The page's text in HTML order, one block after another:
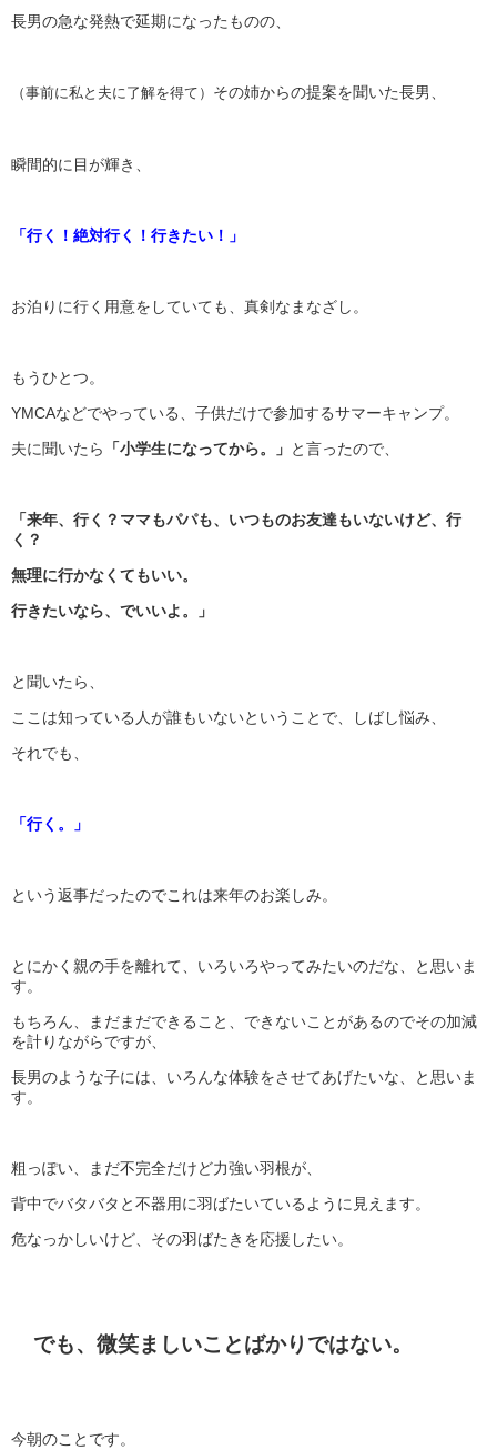
長男の急な発熱で延期になったものの、
（事前に私と夫に了解を得て） その姉からの提案を聞いた長男、
瞬間的に目が輝き、
「行く！絶対行く！行きたい！」
お泊りに行く用意をしていても、真剣なまなざし。
もうひとつ。
YMCAなどでやっている、子供だけで参加するサマーキャンプ。
夫に聞いたら 「小学生になってから。」 と言ったので、
「来年、行く？ママもパパも、いつものお友達もいないけど、行
く？
無理に行かなくてもいい。
行きたいなら、でいいよ。」
と聞いたら、
ここは知っている人が誰もいないということで、しばし悩み、
それでも、
「行く。」
という返事だったのでこれは来年のお楽しみ。
とにかく親の手を離れて、いろいろやってみたいのだな、と思いま
す。
もちろん、まだまだできること、できないことがあるのでその加減
を計りながらですが、
長男のような子には、いろんな体験をさせてあげたいな、と思いま
す。
粗っぽい、まだ不完全だけど力強い羽根が、
背中でバタバタと不器用に羽ばたいているように見えます。
危なっかしいけど、その羽ばたきを応援したい。
でも、微笑ましいことばかりではない。
今朝のことです。